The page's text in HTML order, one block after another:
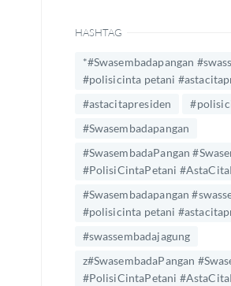
HASHTAG
*#Swasembadapangan
#polisicinta petani
#astacitapresiden
#Swasembadapangan
#SwasembadaPangan
#PolisiCintaPetani
#Swasembadapangan
#polisicinta petani
#swassembadajagung
z#SwasembadaPangan
#PolisiCintaPetani